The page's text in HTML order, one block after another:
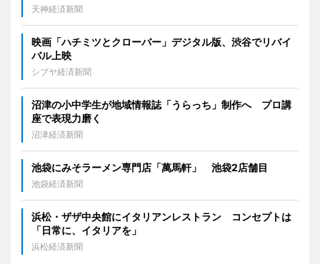
天神経済新聞
映画「ハチミツとクローバー」デジタル版、渋谷でリバイ
バル上映
シブヤ経済新聞
沼津の小中学生が地域情報誌「うらっち」制作へ プロ講
座で表現力磨く
沼津経済新聞
池袋にみそラーメン専門店「萬馬軒」 池袋2店舗目
池袋経済新聞
浜松・ザザ中央館にイタリアンレストラン コンセプトは
「日常に、イタリアを」
浜松経済新聞